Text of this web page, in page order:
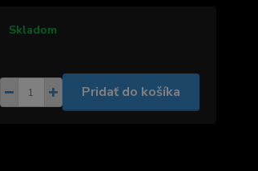
Skladom
Pridať do košíka